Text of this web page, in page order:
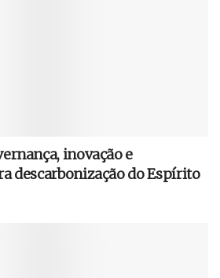
inovação e
descarbonização do Espírito